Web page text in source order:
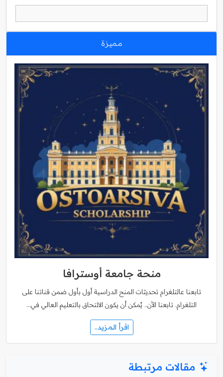
مميزة
منحة جامعة أوسترافا
تابعنا عالتلغرام تحديثات المنح الدراسية أول بأول ضمن قناتنا على
التلغرام. تابعنا الآن.. يُمكن أن يكون الالتحاق بالتعليم العالي في…
اقرأ المزيد..
مقالات مرتبطة